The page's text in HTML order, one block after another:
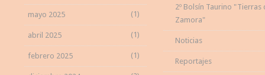
mayo 2025 (1)
abril 2025 (1)
febrero 2025 (1)
2º Bolsín Taurino "Tierras
Zamora"
Noticias
Reportajes